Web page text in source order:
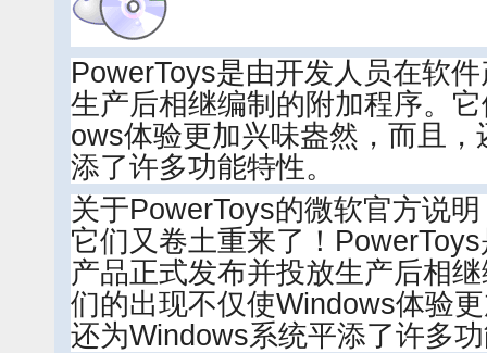
PowerToys是由开发人员在软
生产后相继编制的附加程序。
ows体验更加兴味盎然，而且
添了许多功能特性。
关于PowerToys的微软官方说明
它们又卷土重来了！
产品正式发布并投放生产后相
们的出现不仅使Windows体验
还为Windows系统平添了许多